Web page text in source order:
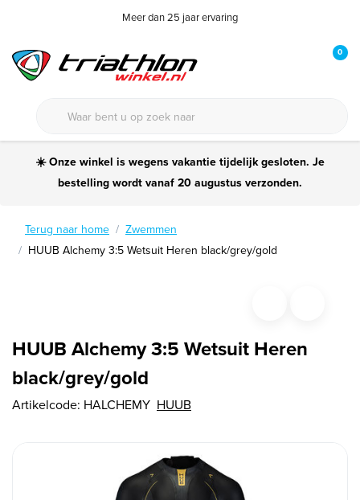
Meer dan 25 jaar ervaring
0
☀️ Onze winkel is wegens vakantie tijdelijk gesloten. Je
bestelling wordt vanaf 20 augustus verzonden.
Terug naar home
Zwemmen
HUUB Alchemy 3:5 Wetsuit Heren black/grey/gold
HUUB Alchemy 3:5 Wetsuit Heren
black/grey/gold
Artikelcode: HALCHEMY HUUB